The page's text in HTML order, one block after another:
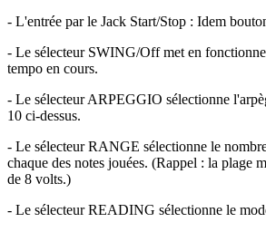
- L'entrée par le Jack Start/Stop : Idem
- Le sélecteur SWING/Off met en
tempo en cours.
- Le sélecteur ARPEGGIO sélectionne
10 ci-dessus.
- Le sélecteur RANGE sélectionne le
chaque des notes jouées. (Rappel : la plage
de 8 volts.)
- Le sélecteur READING sélectionne le